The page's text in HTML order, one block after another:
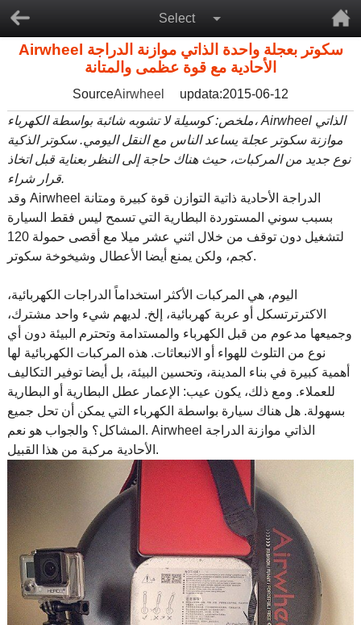
Select
Airwheel سكوتر بعجلة واحدة الذاتي موازنة الدراجة
الأحادية مع قوة عظمى والمتانة
SourceAirwheel
updata:2015-06-12
ملخص: كوسيلة لا تشوبه شائبة بواسطة الكهرباء، Airwheel الذاتي
موازنة سكوتر عجلة يساعد الناس مع النقل اليومي. سكوتر الذكية
نوع جديد من المركبات، حيث هناك حاجة إلى النظر بعناية قبل اتخاذ
قرار شراء.
وقد Airwheel الدراجة الأحادية ذاتية التوازن قوة كبيرة ومتانة
بسبب سوني المستوردة البطارية التي تسمح ليس فقط السيارة
لتشغيل دون توقف من خلال اثني عشر ميلا مع أقصى حمولة 120
كجم، ولكن يمنع أيضا الأعطال وشيخوخة سكوتر.
اليوم، هي المركبات الأكثر استخداماً الدراجات الكهربائية،
الاكترترتسكل أو عربة كهربائية، إلخ. لديهم شيء واحد مشترك،
وجميعها مدعوم من قبل الكهرباء والمستدامة وتحترم البيئة دون أي
نوع من التلوث للهواء أو الانبعاثات. هذه المركبات الكهربائية لها
أهمية كبيرة في بناء المدينة، وتحسين البيئة، بل أيضا توفير التكاليف
للعملاء. ومع ذلك، يكون عيب: الإعمار عطل البطارية أو البطارية
بسهولة. هل هناك سيارة بواسطة الكهرباء التي يمكن أن تحل جميع
المشاكل؟ والجواب هو نعم. Airwheel الذاتي موازنة الدراجة
الأحادية مركبة من هذا القبيل.